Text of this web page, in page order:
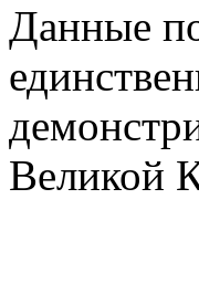
Данные
Великой